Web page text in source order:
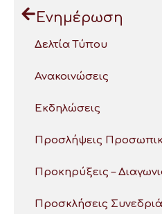
Ενημέρωση
Δελτία Τύπου
Ανακοινώσεις
Εκδηλώσεις
Προσλήψεις
Προκηρύξεις –
Προσκλήσεις